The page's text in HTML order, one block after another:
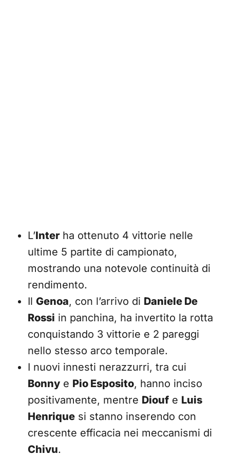
L’Inter ha ottenuto 4 vittorie nelle
ultime 5 partite di campionato,
mostrando una notevole continuità di
rendimento.
Il Genoa, con l’arrivo di Daniele De
Rossi in panchina, ha invertito la rotta
conquistando 3 vittorie e 2 pareggi
nello stesso arco temporale.
I nuovi innesti nerazzurri, tra cui
Bonny e Pio Esposito, hanno inciso
positivamente, mentre Diouf e Luis
Henrique si stanno inserendo con
crescente efficacia nei meccanismi di
Chivu.